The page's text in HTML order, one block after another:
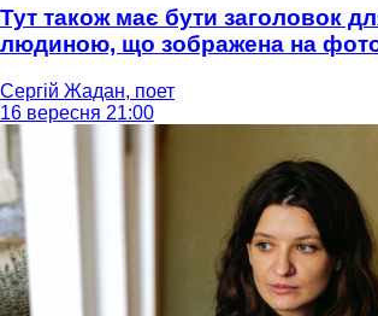
Тут також має бути заголовок
людиною, що зображена на
Сергій Жадан, поет
16 вересня 21:00